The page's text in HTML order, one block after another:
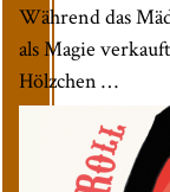
Während das
als Magie
Hölzchen …